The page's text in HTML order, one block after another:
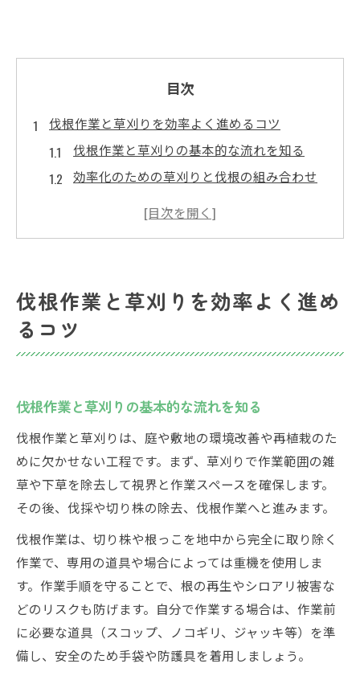
目次
伐根作業と草刈りを効率よく進めるコツ
伐根作業と草刈りの基本的な流れを知る
効率化のための草刈りと伐根の組み合わせ
伐根作業を進めるうえでの草刈りの役割
伐根と草刈りを同時に進める際の注意点
自分で挑戦できる伐根と草刈りの手順
初めての伐根作業と草刈りの準備方法
ク
自分でできる伐根手順と草刈りの進め方
草刈り後の伐根作業で使えるコツ
伐根や草刈りに必要な道具の選び方
安全な伐根作業を叶える道具と準備
伐根と草刈り作業に適した道具の特徴
伐根と草刈り時の安全装備と準備の重要性
草刈りや伐根作業で揃えておきたい基本道
具
伐根作業前に確認したい安全対策のポイン
ト
伐根作業と草刈りを効率よく進め
るコツ
伐根作業と草刈りの基本的な流れを知る
伐根作業と草刈りは、庭や敷地の環境改善や再植栽のた
めに欠かせない工程です。まず、草刈りで作業範囲の雑
草や下草を除去して視界と作業スペースを確保します。
その後、伐採や切り株の除去、伐根作業へと進みます。
伐根作業は、切り株や根っこを地中から完全に取り除く
作業で、専用の道具や場合によっては重機を使用しま
す。作業手順を守ることで、根の再生やシロアリ被害な
どのリスクも防げます。自分で作業する場合は、作業前
に必要な道具（スコップ、ノコギリ、ジャッキ等）を準
備し、安全のため手袋や防護具を着用しましょう。